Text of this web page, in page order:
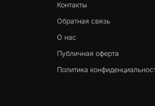
Контакты
Обратная связь
О нас
Публичная оферта
Политика